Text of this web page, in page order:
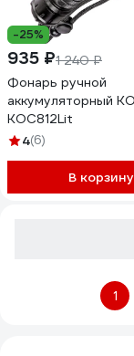
-25%
935 ₽1 240 ₽
Фонарь ручной
аккумуляторный
KOC812Lit
4(6)
В корзину
1